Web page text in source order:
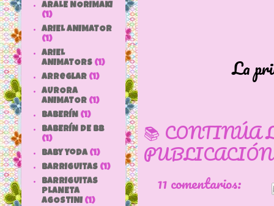
La
📚 CONTINÚA
11 comentarios:
ARALE NORIMAKI
(1)
ARIEL ANIMATOR
(1)
ARIEL
ANIMATORS (1)
arreglar (1)
AURORA
ANIMATOR (1)
BABERÍN (1)
BABERÍN DE BB
(1)
baby yoda (1)
BARRIGUITAS (1)
BARRIGUITAS
PLANETA
AGOSTINI (1)